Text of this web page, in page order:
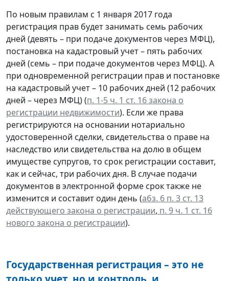
По новым правилам с 1 января 2017 года
регистрация прав будет занимать семь рабочих
дней (девять – при подаче документов через МФЦ),
постановка на кадастровый учет – пять рабочих
дней (семь – при подаче документов через МФЦ). А
при одновременной регистрации прав и постановке
на кадастровый учет – 10 рабочих дней (12 рабочих
дней – через МФЦ) (п. 1-5 ч. 1 ст. 16 закона о
регистрации недвижимости). Если же права
регистрируются на основании нотариально
удостоверенной сделки, свидетельства о праве на
наследство или свидетельства на долю в общем
имуществе супругов, то срок регистрации составит,
как и сейчас, три рабочих дня. В случае подачи
документов в электронной форме срок также не
изменится и составит один день (абз. 6 п. 3 ст. 13
действующего закона о регистрации, п. 9 ч. 1 ст. 16
нового закона о регистрации).
Государственная регистрация – это не